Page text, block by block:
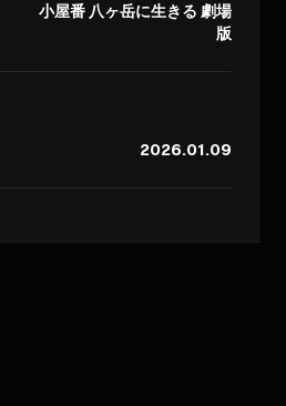
小屋番 八ヶ岳に生きる 劇場
版
2026.01.09